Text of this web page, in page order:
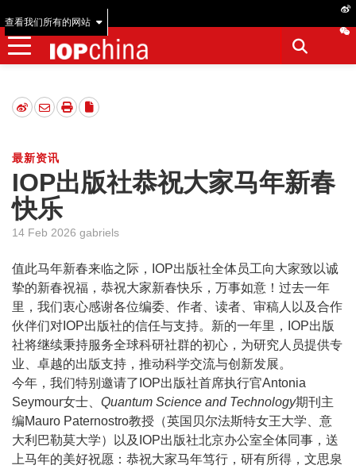
查看我们所有的网站
最新资讯
IOP出版社恭祝大家马年新春
快乐
14 Feb 2026 gabriels
值此马年新春来临之际，IOP出版社全体员工向大家致以诚
挚的新春祝福，恭祝大家新春快乐，万事如意！过去一年
里，我们衷心感谢各位编委、作者、读者、审稿人以及合作
伙伴们对IOP出版社的信任与支持。新的一年里，IOP出版
社将继续秉持服务全球科研社群的初心，为研究人员提供专
业、卓越的出版支持，推动科学交流与创新发展。
今年，我们特别邀请了IOP出版社首席执行官Antonia
Seymour女士、 Quantum Science and Technology期刊主
编Mauro Paternostro教授（英国贝尔法斯特女王大学、意
大利巴勒莫大学）以及IOP出版社北京办公室全体同事，送
上马年的美好祝愿：恭祝大家马年笃行，研有所得，文思泉